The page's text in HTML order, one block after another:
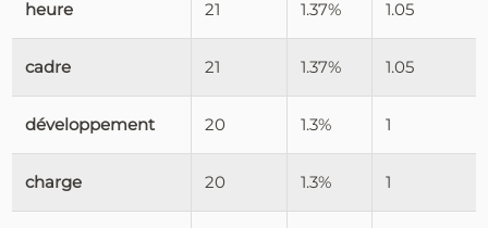
heure 21 1.37% 1.05
cadre 21 1.37% 1.05
développement 20 1.3% 1
charge 20 1.3% 1